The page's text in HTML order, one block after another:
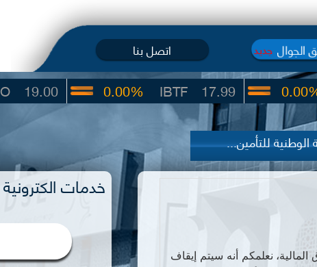
الجوال جديد اتصل بنا
17.99
IBTF
0.00% SIIB
0.00%
للتأمين...
نعلمكم أنه سيتم إيقاف
خدمات الكترونية